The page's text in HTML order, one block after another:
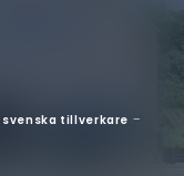
svenska tillverkare –